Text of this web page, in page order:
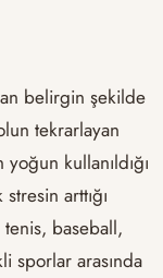
belirgin şekilde
tekrarlayan
yoğun kullanıldığı
arttığı
baseball,
sporlar arasında